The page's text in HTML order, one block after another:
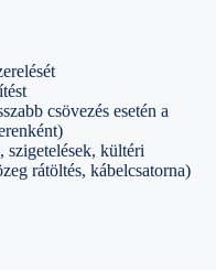
csövezés esetén a
szigetelések, kültéri
rátöltés, kábelcsatorna)